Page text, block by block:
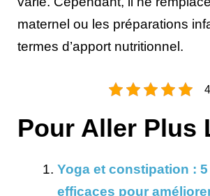
maternel ou les préparations
termes d’apport nutritionnel.
Pour Aller Plus
Yoga et constipation :
efficaces pour